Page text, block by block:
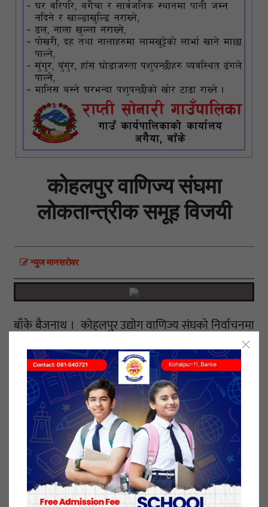
कोहलपुर वाणिज्य संघमा
लोकतान्त्रीक समूह विजयी
न्युज मानसराेवर
बाँके बैजनाथ । कोहलपुर उद्योग वाणिज्य संघको निर्वाचनमा
लोकतान्त्रीक समावेशी व्यवसायी समूह बिजयी भएको छ ।
नयाँ नेतृत्वकोलागि शनिबार सम्पन्न मतदानको नजिता
लोकतान्त्रीक समावेशी व्यवसायी समूहको पक्षमा आएको हो ।
२४ फाल्गुन २०७७, सोमबार प्रकाशित